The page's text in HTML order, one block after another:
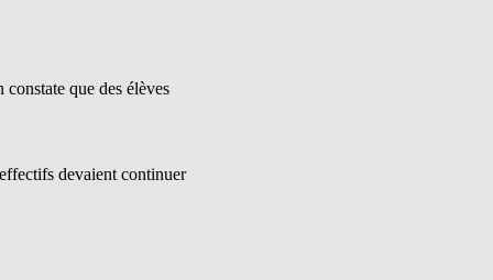
que des élèves
devaient continuer